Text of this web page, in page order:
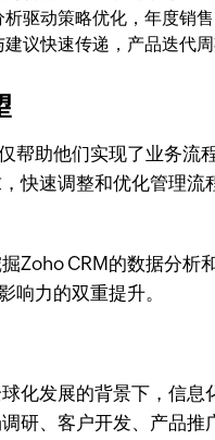
析驱动策略优化，年度销售
建议快速传递，产品迭代周
帮助他们实现了业务
快速调整和优化管理
Zoho CRM的数据分
响力的双重提升。
化发展的背景下，信
研、客户开发、产品